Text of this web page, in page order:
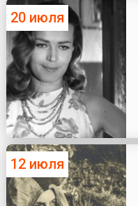
20 июля
12 июля